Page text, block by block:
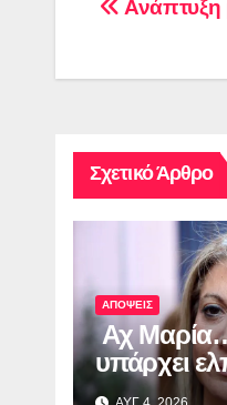
Ανάπτυξη
Σχετικό Άρθρο
ΑΠΟΨΕΙΣ
Αχ
υπάρχει